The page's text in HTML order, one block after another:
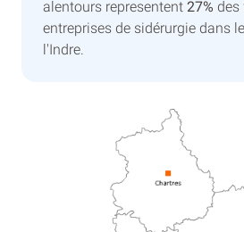
alentours representent 27% des
entreprises de sidérurgie dans
l'Indre.